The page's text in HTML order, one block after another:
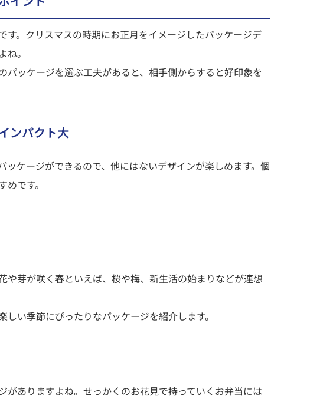
。クリスマスの時期にお正月をイメージしたパッケージデ
。
ッケージを選ぶ工夫があると、相手側からすると好印象を
ンパクト大
ケージができるので、他にはないデザインが楽しめます。個
です。
や芽が咲く春といえば、桜や梅、新生活の始まりなどが連想
い季節にぴったりなパッケージを紹介します。
がありますよね。せっかくのお花見で持っていくお弁当には